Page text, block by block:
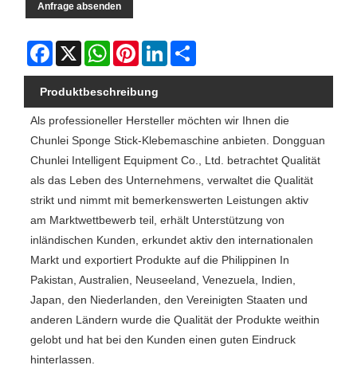
Anfrage absenden
Facebook
X WhatsAppPinterestLinkedIn
Produktbeschreibung
Als professioneller Hersteller möchten wir Ihnen die
Chunlei Sponge Stick-Klebemaschine anbieten. Dongguan
Chunlei Intelligent Equipment Co., Ltd. betrachtet Qualität
als das Leben des Unternehmens, verwaltet die Qualität
strikt und nimmt mit bemerkenswerten Leistungen aktiv
am Marktwettbewerb teil, erhält Unterstützung von
inländischen Kunden, erkundet aktiv den internationalen
Markt und exportiert Produkte auf die Philippinen In
Pakistan, Australien, Neuseeland, Venezuela, Indien,
Japan, den Niederlanden, den Vereinigten Staaten und
anderen Ländern wurde die Qualität der Produkte weithin
gelobt und hat bei den Kunden einen guten Eindruck
hinterlassen.